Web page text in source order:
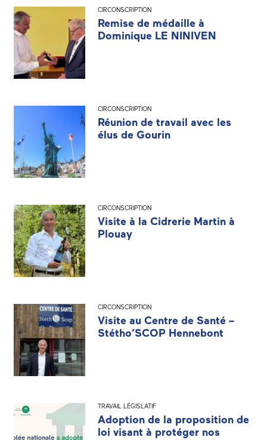
CIRCONSCRIPTION
Remise de médaille à
Dominique LE NINIVEN
CIRCONSCRIPTION
Réunion de travail avec les
élus de Gourin
CIRCONSCRIPTION
Visite à la Cidrerie Martin à
Plouay
CIRCONSCRIPTION
Visite au Centre de Santé –
Stétho’SCOP Hennebont
TRAVAIL LÉGISLATIF
Adoption de la proposition de
loi visant à protéger nos